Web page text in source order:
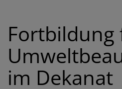
Fortbildung
im Dekanat